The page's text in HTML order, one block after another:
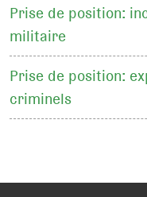
Prise de position:
militaire
Prise de position:
criminels